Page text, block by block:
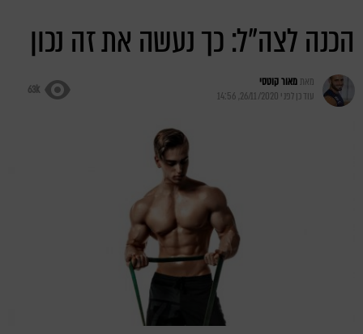
הכנה לצה"ל: כך נעשה את זה נכון
מאתמאור קוטסי
עודכן לפני 26/11/2020, 14:56
63k